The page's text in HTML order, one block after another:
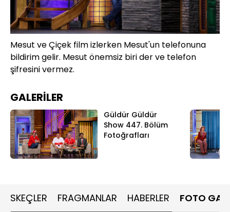
Mesut ve Çiçek film izlerken Mesut'un telefonuna
bildirim gelir. Mesut önemsiz biri der ve telefon
şifresini vermez.
GALERİLER
Güldür Güldür
Show 447. Bölüm
Fotoğrafları
SKEÇLER FRAGMANLAR HABERLER FOTO